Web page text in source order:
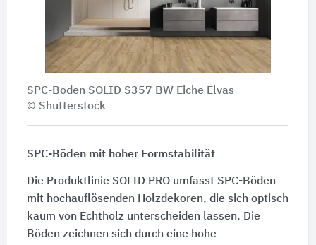
SPC-Boden SOLID S357 BW Eiche Elvas
© Shutterstock
SPC-Böden mit hoher Formstabilität
Die Produktlinie SOLID PRO umfasst SPC-Böden
mit hochauflösenden Holzdekoren, die sich optisch
kaum von Echtholz unterscheiden lassen. Die
Böden zeichnen sich durch eine hohe